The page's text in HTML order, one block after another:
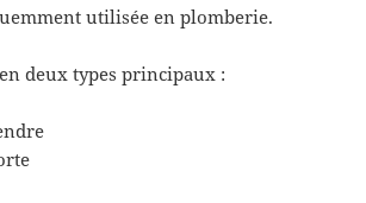
utilisée en plomberie.
deux types principaux :